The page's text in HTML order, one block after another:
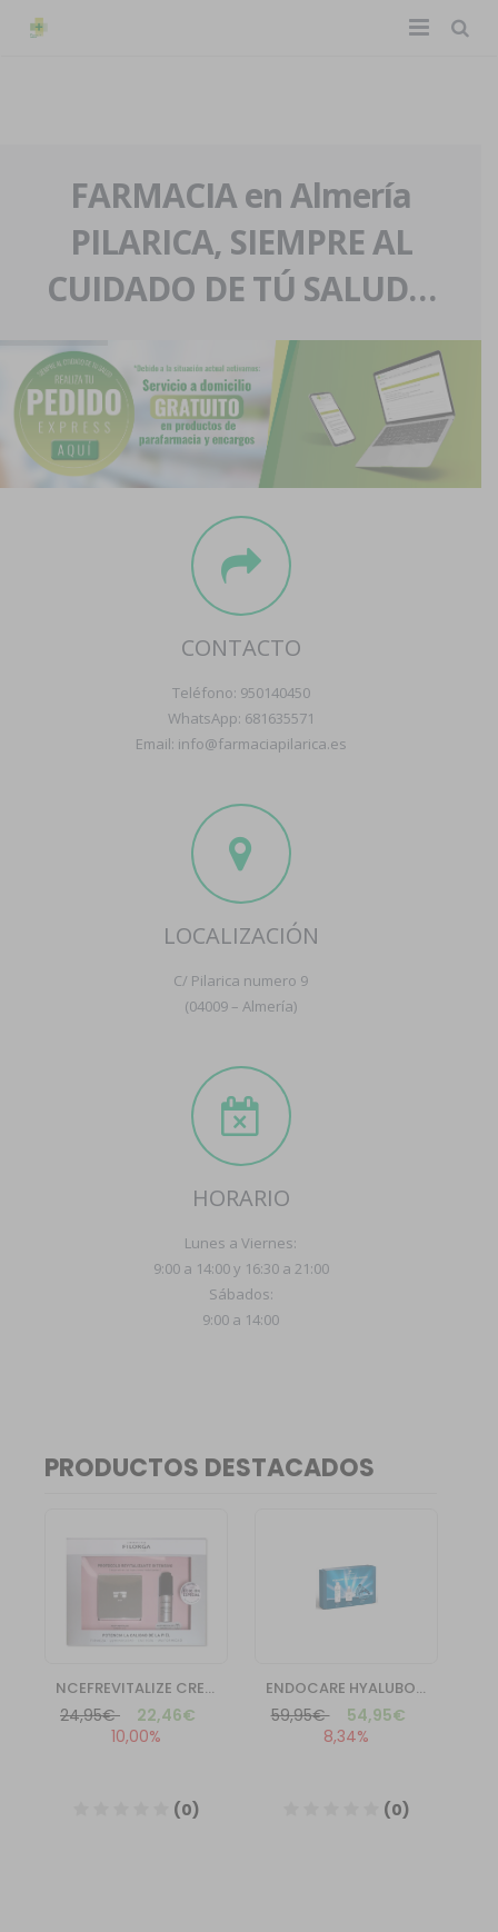
La farmacia
Nuestra historia
Nuestro equipo
Eventos
Servicios y reservas
Pedidos express
Blog
Contacto
Boletín
FARMACIA en Almería
PILARICA, SIEMPRE AL
CUIDADO DE TÚ SALUD…
CONTACTO
Teléfono: 950140450
WhatsApp: 681635571
Email: info@farmaciapilarica.es
LOCALIZACIÓN
C/ Pilarica numero 9
(04009 – Almería)
HORARIO
Lunes a Viernes:
9:00 a 14:00 y 16:30 a 21:00
Sábados:
9:00 a 14:00